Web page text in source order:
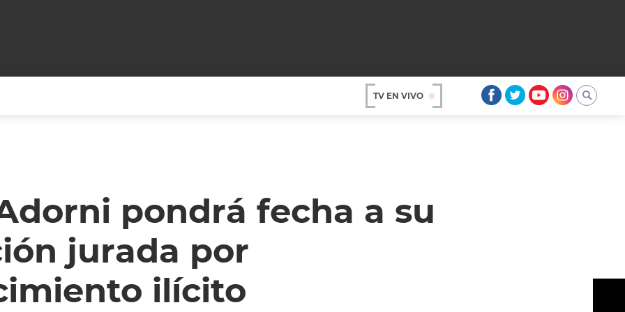
ARGENTINA
UN CAMBIO
ENTROMETIDOS EN LA TELE
ENTRE NOS
MODO FONTEVECCHIA
PERIODISMO PURO
REPERFILAR
FIESTAS ARGENTINAS
FULL FACE TV
DESAFÍO 10 AÑOS MENOS
AGENDA CORPORATIVA
TV EN VIVO
pondrá fecha a su
jurada por
ilícito